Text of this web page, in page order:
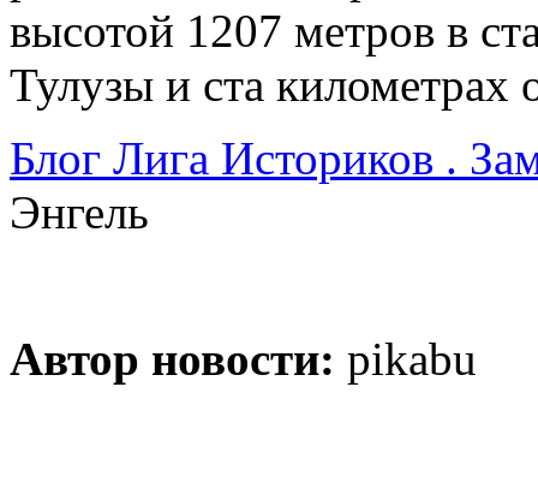
высотой 1207 метров в
Тулузы и ста
Блог Лига Историков .
Энгель
Автор новости: pikabu